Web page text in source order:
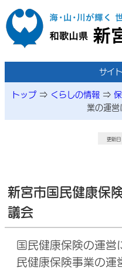
本文へ移動
サイ
トップ ⇒ くらしの情報 ⇒
業の運営
更新日
新宮市国民健康保
議会
国民健康保険の運営
民健康保険事業の運